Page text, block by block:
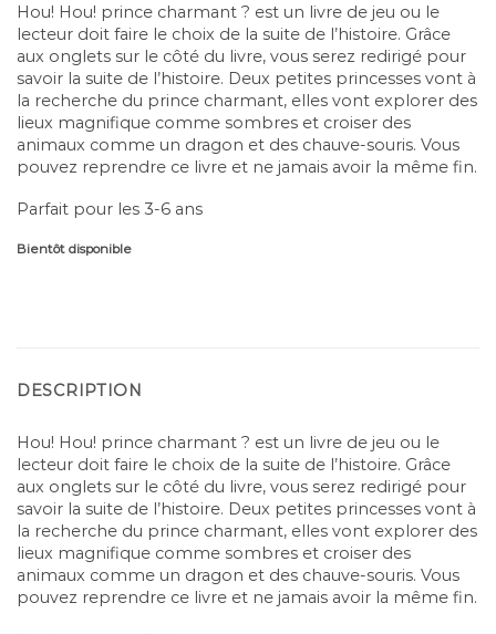
Hou! Hou! prince charmant ? est un livre de jeu ou le
lecteur doit faire le choix de la suite de l’histoire. Grâce
aux onglets sur le côté du livre, vous serez redirigé pour
savoir la suite de l’histoire. Deux petites princesses vont à
la recherche du prince charmant, elles vont explorer des
lieux magnifique comme sombres et croiser des
animaux comme un dragon et des chauve-souris. Vous
pouvez reprendre ce livre et ne jamais avoir la même fin.
Parfait pour les 3-6 ans
Bientôt disponible
DESCRIPTION
Hou! Hou! prince charmant ? est un livre de jeu ou le
lecteur doit faire le choix de la suite de l’histoire. Grâce
aux onglets sur le côté du livre, vous serez redirigé pour
savoir la suite de l’histoire. Deux petites princesses vont à
la recherche du prince charmant, elles vont explorer des
lieux magnifique comme sombres et croiser des
animaux comme un dragon et des chauve-souris. Vous
pouvez reprendre ce livre et ne jamais avoir la même fin.